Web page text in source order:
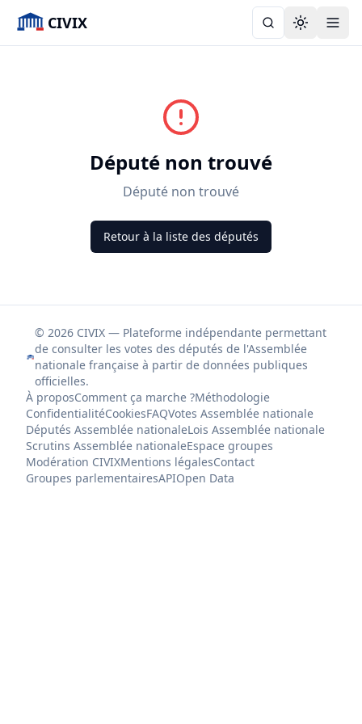
CIVIX Toggle
Député non trouvé
Député non trouvé
Retour à la liste des députés
© 2026 CIVIX — Plateforme indépendante permettant
de consulter les votes des députés de l'Assemblée
nationale française à partir de données publiques
officielles.
À proposComment ça marche ?Méthodologie
ConfidentialitéCookiesFAQVotes Assemblée nationale
Députés Assemblée nationaleLois Assemblée nationale
Scrutins Assemblée nationaleEspace groupes
Modération CIVIXMentions légalesContact
Groupes parlementairesAPIOpen Data